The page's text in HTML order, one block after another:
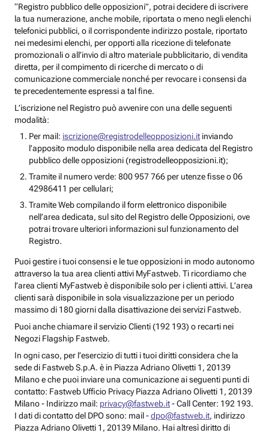
“Registro pubblico delle opposizioni”, potrai decidere di iscrivere
la tua numerazione, anche mobile, riportata o meno negli elenchi
telefonici pubblici, o il corrispondente indirizzo postale, riportato
nei medesimi elenchi, per opporti alla ricezione di telefonate
promozionali o all’invio di altro materiale pubblicitario, di vendita
diretta, per il compimento di ricerche di mercato o di
comunicazione commerciale nonché per revocare i consensi da
te precedentemente espressi a tal fine.
L’iscrizione nel Registro può avvenire con una delle seguenti
modalità:
Per mail: iscrizione@registrodelleopposizioni.it inviando
l’apposito modulo disponibile nella area dedicata del Registro
pubblico delle opposizioni (registrodelleopposizioni.it);
Tramite il numero verde: 800 957 766 per utenze fisse o 06
42986411 per cellulari;
Tramite Web compilando il form elettronico disponibile
nell’area dedicata, sul sito del Registro delle Opposizioni, ove
potrai trovare ulteriori informazioni sul funzionamento del
Registro.
Puoi gestire i tuoi consensi e le tue opposizioni in modo autonomo
attraverso la tua area clienti attivi MyFastweb. Ti ricordiamo che
l’area clienti MyFastweb è disponibile solo per i clienti attivi. L’area
clienti sarà disponibile in sola visualizzazione per un periodo
massimo di 180 giorni dalla disattivazione dei servizi Fastweb.
Puoi anche chiamare il servizio Clienti (192 193) o recarti nei
Negozi Flagship Fastweb.
In ogni caso, per l’esercizio di tutti i tuoi diritti considera che la
sede di Fastweb S.p.A. è in Piazza Adriano Olivetti 1, 20139
Milano e che puoi inviare una comunicazione ai seguenti punti di
contatto: Fastweb Ufficio Privacy Piazza Adriano Olivetti 1, 20139
Milano - Indirizzo mail: privacy@fastweb.it- Call Center: 192 193.
I dati di contatto del DPO sono: mail -dpo@fastweb.it, indirizzo
Piazza Adriano Olivetti 1, 20139 Milano. Hai altresì diritto di